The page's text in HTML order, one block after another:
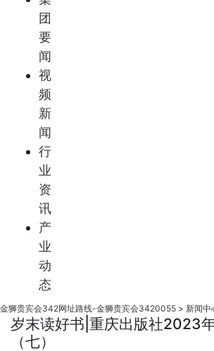
团
要
闻
视
频
新
闻
行
业
资
讯
产
业
动
态
金狮贵宾会342网址路线-金狮贵宾会3420055 > 新闻中
岁末读好书|重庆出版社2023
（七）